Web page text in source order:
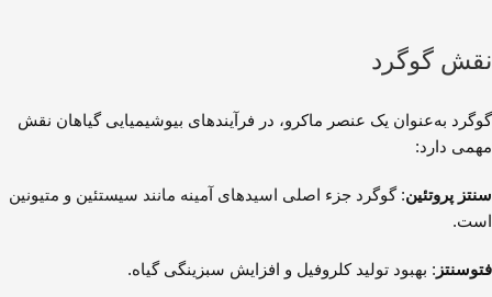
نقش گوگرد
گوگرد به‌عنوان یک عنصر ماکرو، در فرآیندهای بیوشیمیایی گیاهان نقش
مهمی دارد:
سنتز پروتئین: گوگرد جزء اصلی اسیدهای آمینه مانند سیستئین و متیونین
است.
فتوسنتز : بهبود تولید کلروفیل و افزایش سبزینگی گیاه.